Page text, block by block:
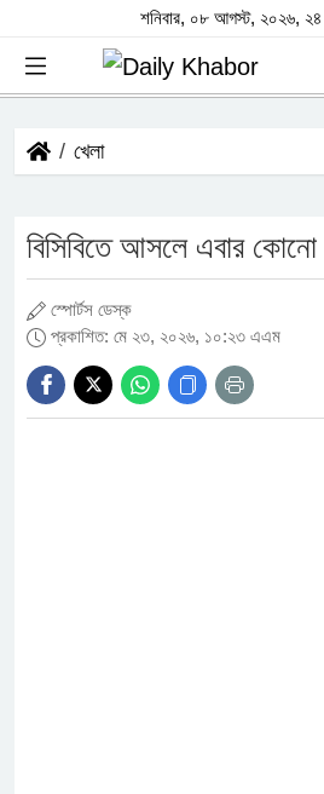
শনিবার, ০৮ আগস্ট, ২০২৬, ২৪
খেলা
বিসিবিতে আসলে এবার কোনো
স্পোর্টস ডেস্ক
প্রকাশিত: মে ২৩, ২০২৬, ১০:২৩ এএম